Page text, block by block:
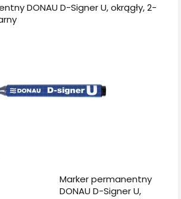
DONAU D-Signer U, okrągły, 2-
Marker permanentny
DONAU D-Signer U,